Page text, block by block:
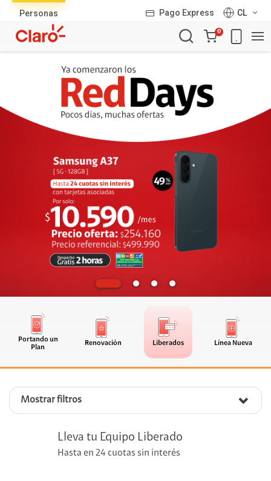
Personas Pago Express
CL
Carro
de
0
Portando un
Plan
Renovación Liberados Línea Nueva
Mostrar filtros
productos
Lleva tu Equipo Liberado
Hasta en 24 cuotas sin interés